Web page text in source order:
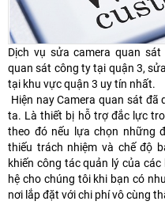
Dịch vụ sửa camera quan
quan sát công ty tại quận 3,
tại khu vực quận 3 uy tín nhất.
Hiện nay Camera quan sát đã
ta. Là thiết bị hỗ trợ đắc lực
theo đó nếu lựa chọn những
thiếu trách nhiệm và chế độ
khiến công tác quản lý của
hệ cho chúng tôi khi bạn có
nơi lắp đặt với chi phí vô cùng